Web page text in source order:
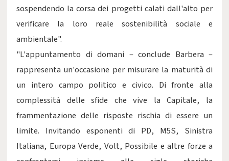
sospendendo la corsa dei progetti calati dall'alto per
verificare la loro reale sostenibilità sociale e
ambientale".
"L'appuntamento di domani – conclude Barbera –
rappresenta un'occasione per misurare la maturità di
un intero campo politico e civico. Di fronte alla
complessità delle sfide che vive la Capitale, la
frammentazione delle risposte rischia di essere un
limite. Invitando esponenti di PD, M5S, Sinistra
Italiana, Europa Verde, Volt, Possibile e altre forze a